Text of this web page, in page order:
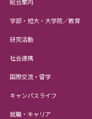
総合案内
学部・短大・大学院／教育
研究活動
社会連携
国際交流・留学
キャンパスライフ
就職・キャリア